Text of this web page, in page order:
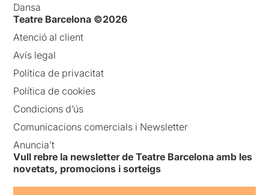
Dansa
Teatre Barcelona ©2026
Atenció al client
Avís legal
Política de privacitat
Política de cookies
Condicions d’ús
Comunicacions comercials i Newsletter
Anuncia’t
Vull rebre la newsletter de Teatre Barcelona amb les
novetats, promocions i sorteigs